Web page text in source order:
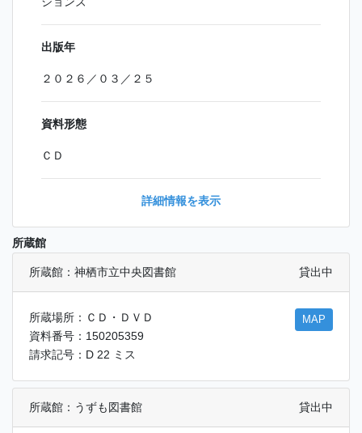
出版年
２０２６／０３／２５
資料形態
ＣＤ
詳細情報を表示
所蔵館
所蔵館：神栖市立中央図書館 貸出中
所蔵場所：ＣＤ・ＤＶＤ
資料番号：150205359
請求記号：D 22 ミス
MAP
所蔵館：うずも図書館 貸出中